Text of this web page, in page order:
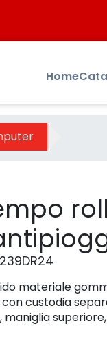
-
Home
materiale
custodia